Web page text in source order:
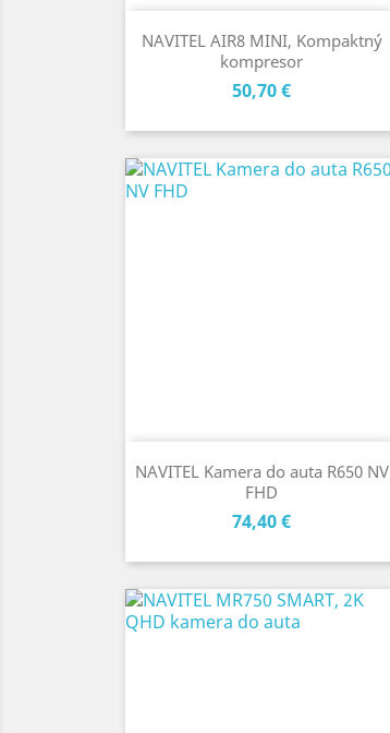
NAVITEL AIR8 MINI, Kompaktný
kompresor
Cena
50,70 €
NAVITEL Kamera do auta R650 NV
FHD
Cena
74,40 €